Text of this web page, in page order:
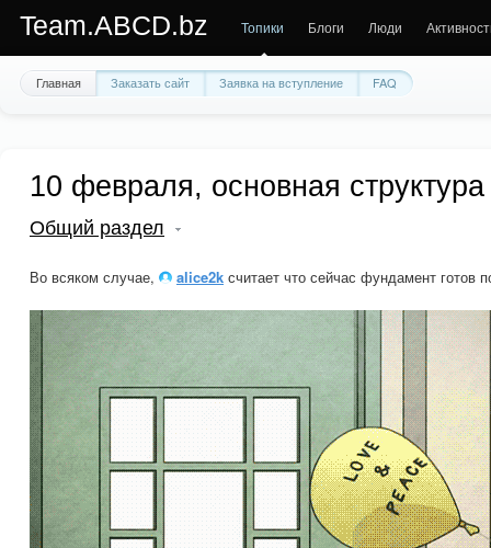
Team.ABCD.bz Топики Блоги Люди
Главная Заказать сайт Заявка на вступление FAQ
10 февраля, основная
Общий раздел
Во всяком случае, alice2k считает что сейчас фундамент готов